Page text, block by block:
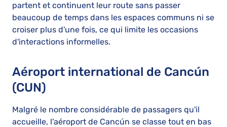
partent et continuent leur route sans passer
beaucoup de temps dans les espaces communs ni se
croiser plus d'une fois, ce qui limite les occasions
d'interactions informelles.
Aéroport international de Cancún
(CUN)
Malgré le nombre considérable de passagers qu'il
accueille, l'aéroport de Cancún se classe tout en bas